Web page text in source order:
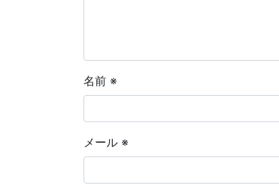
名前 ※
メール ※